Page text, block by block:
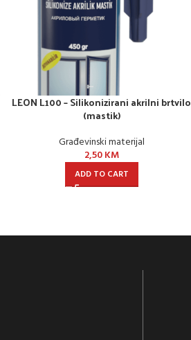
LEON L100 – Silikonizirani akrilni brtvilo
(mastik)
Građevinski materijal
2,50KM
ADD TO CART